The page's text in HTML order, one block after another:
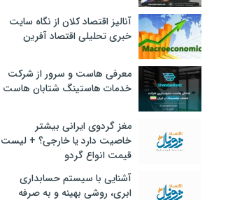
آنالیز اقتصاد کلان از نگاه سایت
خبری تحلیلی اقتصاد آفرین
معرفی هاست و سرور از شرکت
خدمات هاستینگ شتابان هاست
مغز گردوی ایرانی بیشتر
خاصیت دارد یا خارجی؟ + لیست
قیمت انواع گردو
آشنایی با سیستم حسابداری
ابری، روشی بهینه و به صرفه